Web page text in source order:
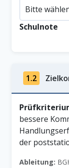
Schulnote
1.2
bessere
der
Ableitung: